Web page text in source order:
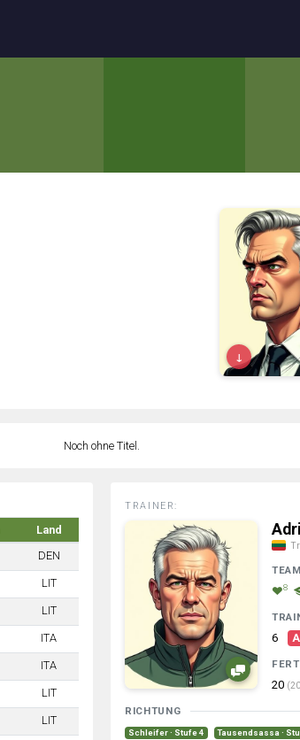
↓
Noch ohne Titel.
Land
DEN
LIT
LIT
ITA
ITA
LIT
LIT
TRAINER:
8
6
20
RICHTUNG
Schleifer · Stufe 4 Tausendsassa ·